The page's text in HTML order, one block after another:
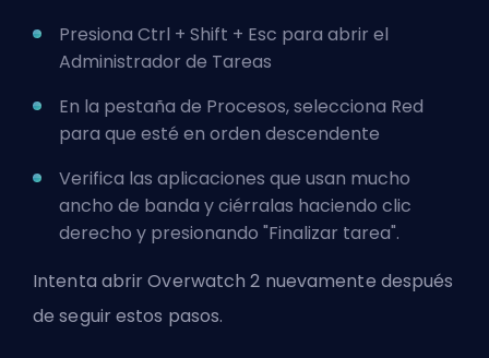
Presiona Ctrl + Shift + Esc para abrir el
Administrador de Tareas
En la pestaña de Procesos, selecciona Red
para que esté en orden descendente
Verifica las aplicaciones que usan mucho
ancho de banda y ciérralas haciendo clic
derecho y presionando "Finalizar tarea".
Intenta abrir Overwatch 2 nuevamente después
de seguir estos pasos.